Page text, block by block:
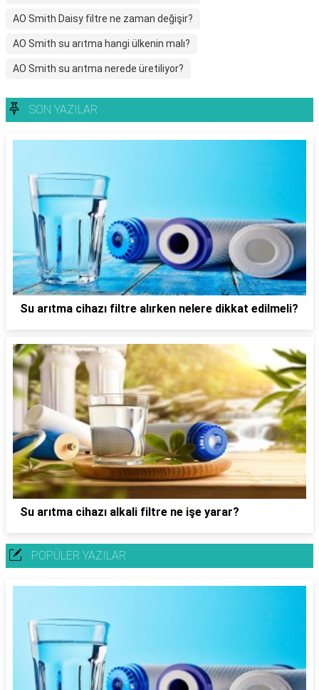
AO Smith Daisy filtre ne zaman değişir?
AO Smith su arıtma hangi ülkenin malı?
AO Smith su arıtma nerede üretiliyor?
SON YAZILAR
Su arıtma cihazı filtre alırken nelere dikkat edilmeli?
Su arıtma cihazı alkali filtre ne işe yarar?
POPÜLER YAZILAR